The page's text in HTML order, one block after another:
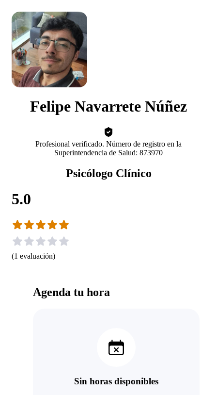
Felipe Navarrete Núñez
Profesional verificado. Número de registro en la
Superintendencia de Salud: 873970
Psicólogo Clínico
5.0
(1 evaluación)
Agenda tu hora
Sin horas disponibles